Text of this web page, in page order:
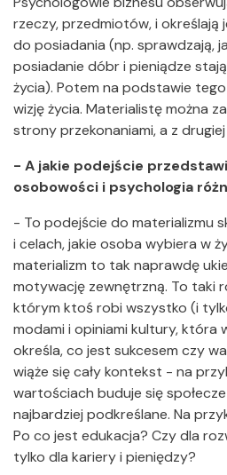
rzeczy, przedmiotów, i
do posiadania (np. sprawdzają,
posiadanie dóbr i pieniądze
życia). Potem na podstawie
wizję życia. Materialistę można
strony przekonaniami, a z
- A jakie podejście
osobowości i psychologia
- To podejście do materializmu
i celach, jakie osoba wybiera w
materializm to tak naprawdę
motywację zewnętrzną. To taki
którym ktoś robi wszystko (i
modami i opiniami kultury, która
określa, co jest sukcesem czy
wiąże się cały kontekst - na
wartościach buduje się
najbardziej podkreślane. Na
Po co jest edukacja? Czy dla
tylko dla kariery i pieniędzy?